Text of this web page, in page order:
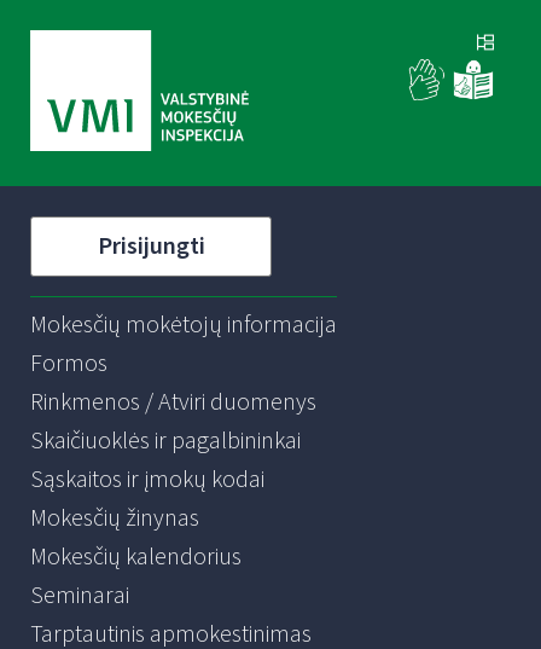
Prisijungti
Mokesčių mokėtojų informacija
Formos
Rinkmenos / Atviri duomenys
Skaičiuoklės ir pagalbininkai
Sąskaitos ir įmokų kodai
Mokesčių žinynas
Mokesčių kalendorius
Seminarai
Tarptautinis apmokestinimas